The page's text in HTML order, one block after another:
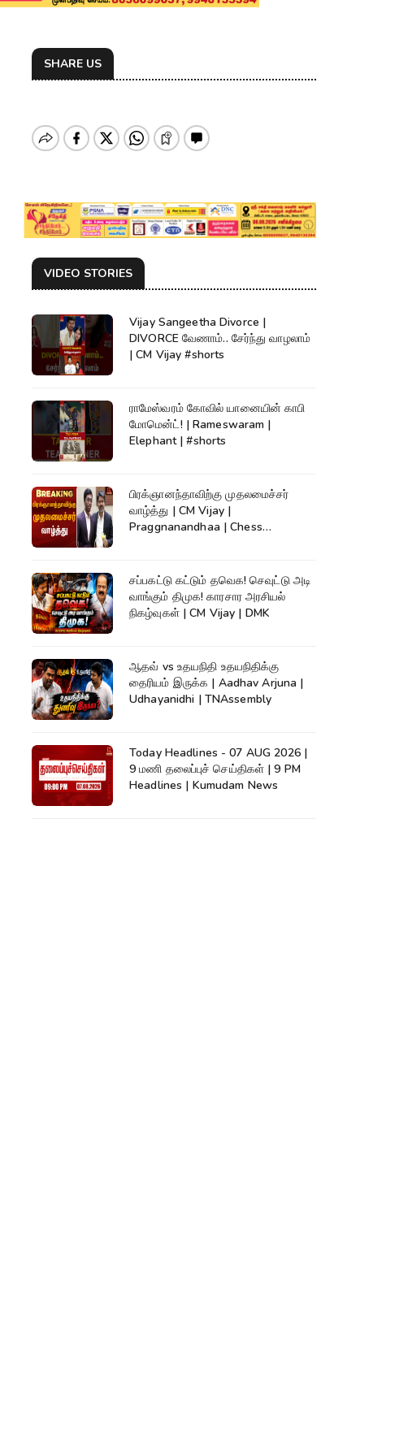
SHARE US
VIDEO STORIES
Vijay Sangeetha Divorce |
DIVORCE வேணாம்.. சேர்ந்து வாழலாம்
| CM Vijay #shorts
ராமேஸ்வரம் கோவில் யானையின் காபி
மோமென்ட்! | Rameswaram |
Elephant | #shorts
பிரக்ஞானந்தாவிற்கு முதலமைச்சர்
வாழ்த்து | CM Vijay |
Praggnanandhaa | Chess
சப்பகட்டு கட்டும் தவெக! செவுட்டு அடி
வாங்கும் திமுக! காரசார அரசியல்
நிகழ்வுகள் | CM Vijay | DMK
ஆதவ் vs உதயநிதி உதயநிதிக்கு
தைரியம் இருக்க | Aadhav Arjuna |
Udhayanidhi | TNAssembly
Today Headlines - 07 AUG 2026 |
9 மணி தலைப்புச் செய்திகள் | 9 PM
Headlines | Kumudam News